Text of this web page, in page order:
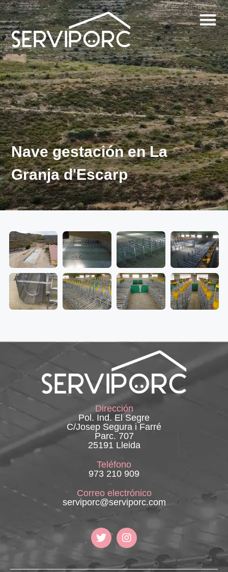
Nave gestación en La
Granja d'Escarp
Dirección
Pol. Ind. El Segre
C/Josep Segura i Farré
Parc. 707
25191 Lleida
Teléfono
973 210 909
Correo electrónico
serviporc@serviporc.com